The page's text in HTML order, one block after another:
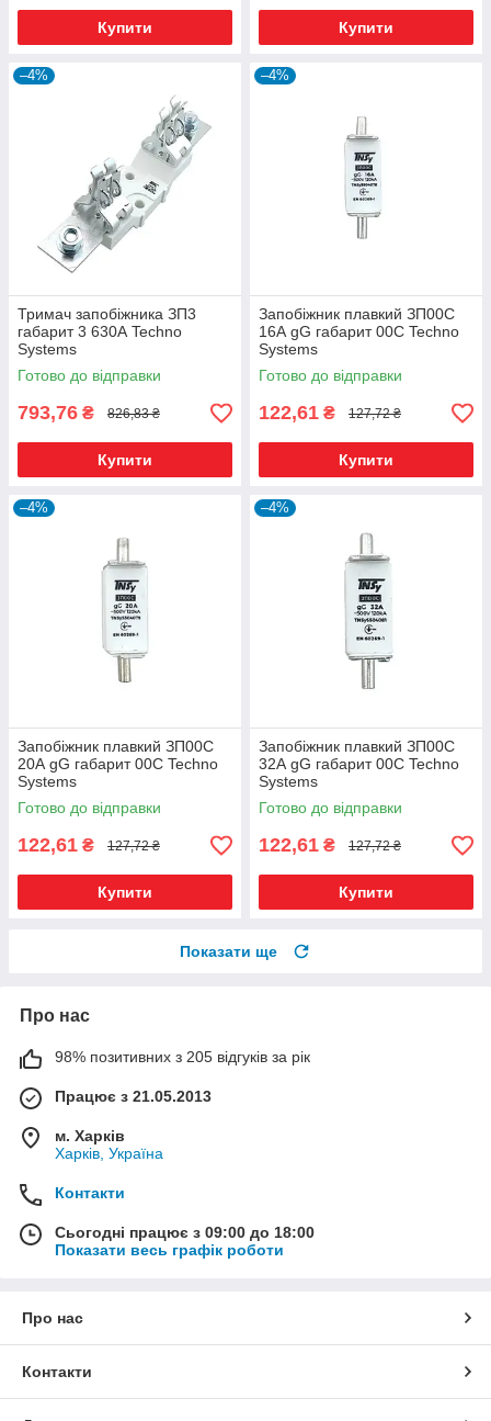
Купити Купити
–4%
Тримач запобіжника ЗП3
габарит 3 630А Techno
Systems
Готово до відправки
793,76 ₴ 826,83 ₴
Купити
–4%
Запобіжник плавкий ЗП00C
16А gG габарит 00С Techno
Systems
Готово до відправки
122,61 ₴ 127,72 ₴
Купити
–4%
Запобіжник плавкий ЗП00C
20А gG габарит 00С Techno
Systems
Готово до відправки
122,61 ₴ 127,72 ₴
Купити
–4%
Запобіжник плавкий ЗП00C
32А gG габарит 00С Techno
Systems
Готово до відправки
122,61 ₴ 127,72 ₴
Купити
Показати ще
Про нас
98% позитивних з 205 відгуків за рік
Працює з 21.05.2013
м. Харків
Харків, Україна
Контакти
Сьогодні працює з 09:00 до 18:00
Показати весь графік роботи
Про нас
Контакти